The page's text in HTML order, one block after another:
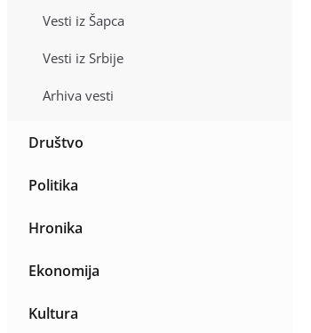
Vesti iz Šapca
Vesti iz Srbije
Arhiva vesti
Društvo
Politika
Hronika
Ekonomija
Kultura